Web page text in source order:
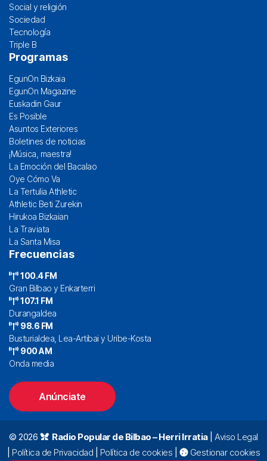
Social y religión
Sociedad
Tecnología
Triple B
Programas
EgunOn Bizkaia
EgunOn Magazine
Euskadin Gaur
Es Posible
Asuntos Exteriores
Boletines de noticias
¡Música, maestra!
La Emoción del Bacalao
Oye Cómo Va
La Tertulia Athletic
Athletic Beti Zurekin
Hirukoa Bizkaian
La Traviata
La Santa Misa
Frecuencias
100.4 FM
Gran Bilbao y Enkarterri
107.1 FM
Durangaldea
98.6 FM
Busturialdea, Lea-Artibai y Uribe-Kosta
900 AM
Onda media
Anúnciate
© 2026 Radio Popular de Bilbao – Herri Irratia| Aviso Legal
Política de Privacidad Política de cookies Gestionar cookies